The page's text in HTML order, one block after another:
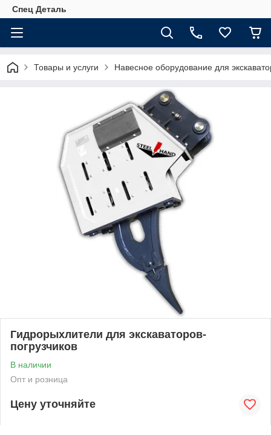
Спец Деталь
Товары и услуги Навесное оборудование для
Гидрорыхлители для экскаваторов-
погрузчиков
В наличии
Опт и розница
Цену уточняйте